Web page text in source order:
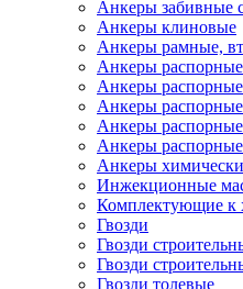
Анкеры забивные
Анкеры клиновые
Анкеры рамные,
Анкеры распорные
Анкеры
Анкеры распорные
Анкеры
Анкеры
Анкеры
Инжекционные
Комплектующие к
Гвозди
Гвозди
Гвозди
Гвозди толевые